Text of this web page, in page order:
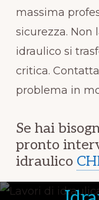
massima
sicurezza. Non
idraulico si
critica.
problema in
Se hai
pronto
idraulico